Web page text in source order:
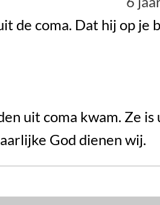
de coma. Dat hij op je
uit coma kwam. Ze
God dienen wij.